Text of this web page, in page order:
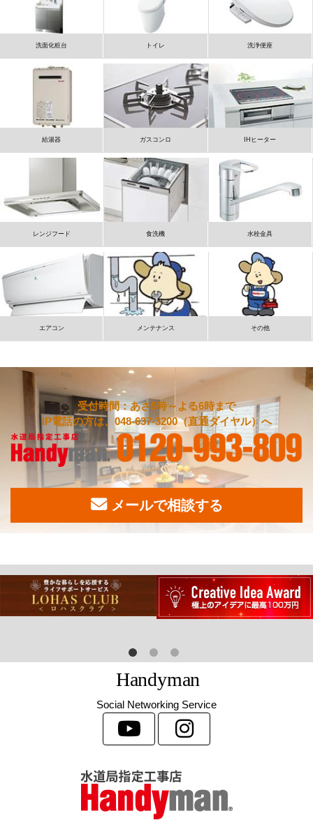
洗面化粧台 トイレ 洗浄便座
給湯器 ガスコンロ IHヒーター
レンジフード 食洗機 水栓金具
エアコン メンテナンス その他
受付時間：あさ9時～よる6時まで
IP電話の方は、048-637-3200（直通ダイヤル）へ
メールで相談する
Handyman
Social Networking Service